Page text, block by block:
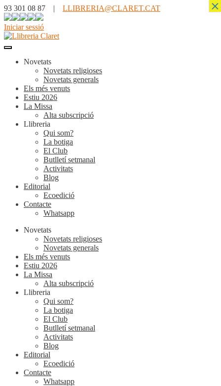
93 301 08 87 | LLIBRERIA@CLARET.CAT
Iniciar sessió
Novetats
Novetats religioses
Novetats generals
Els més venuts
Estiu 2026
La Missa
Alta subscripció
Llibreria
Qui som?
La botiga
El Club
Butlletí setmanal
Activitats
Blog
Editorial
Ecoedició
Contacte
Whatsapp
Novetats
Novetats religioses
Novetats generals
Els més venuts
Estiu 2026
La Missa
Alta subscripció
Llibreria
Qui som?
La botiga
El Club
Butlletí setmanal
Activitats
Blog
Editorial
Ecoedició
Contacte
Whatsapp
×